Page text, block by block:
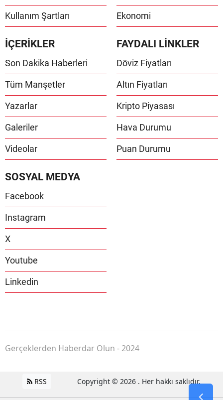
Kullanım Şartları Ekonomi
İÇERİKLER
Son Dakika Haberleri
Tüm Manşetler
Yazarlar
Galeriler
Videolar
FAYDALI LİNKLER
Döviz Fiyatları
Altın Fiyatları
Kripto Piyasası
Hava Durumu
Puan Durumu
SOSYAL MEDYA
Facebook
Instagram
X
Youtube
Linkedin
Gerçeklerden Haberdar Olun - 2024
RSS Copyright © 2026 . Her hakkı saklıdır.